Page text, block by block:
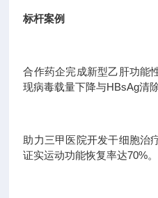
标杆案例
合作药企完成新型乙肝功能
现病毒载量下降与HBsAg清除
助力三甲医院开发干细胞治
证实运动功能恢复率达70%。